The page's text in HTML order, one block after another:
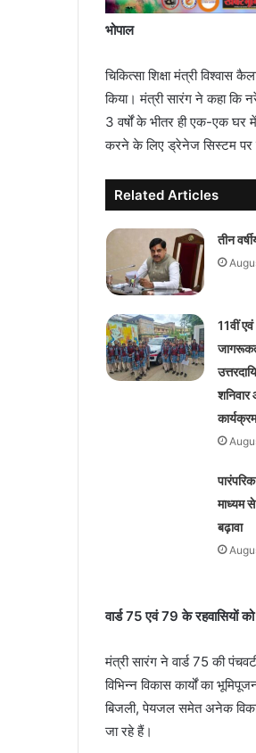
भोपाल
चिकित्सा शिक्षा मंत्री विश्वास
किया। मंत्री सारंग ने कहा कि
3 वर्षों के भीतर ही एक-एक घर
करने के लिए ड्रेनेज सिस्टम पर
Related Articles
तीन
11वीं एवं
शनिवार
कार्यक्रम
माध्यम
बढ़ावा
वार्ड 75 एवं 79 के रहवासियों को
मंत्री सारंग ने वार्ड 75 की
विभिन्न विकास कार्यों का
बिजली, पेयजल समेत अनेक
जा रहे हैं।